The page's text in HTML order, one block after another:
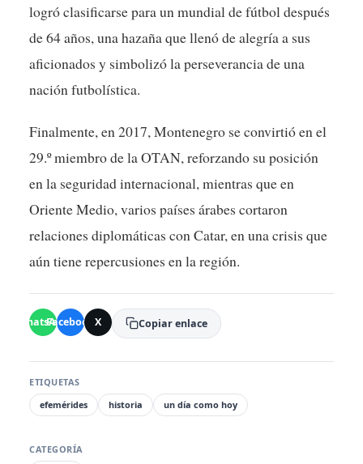
logró clasificarse para un mundial de fútbol después
de 64 años, una hazaña que llenó de alegría a sus
aficionados y simbolizó la perseverancia de una
nación futbolística.
Finalmente, en 2017, Montenegro se convirtió en el
29.º miembro de la OTAN, reforzando su posición
en la seguridad internacional, mientras que en
Oriente Medio, varios países árabes cortaron
relaciones diplomáticas con Catar, en una crisis que
aún tiene repercusiones en la región.
WhatsApp
Facebook X Copiar enlace
ETIQUETAS
efemérides
historia un día como hoy
CATEGORÍA